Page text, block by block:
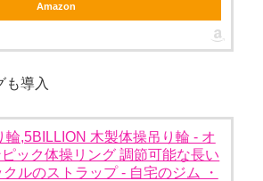
Amazon
も導入
輪,5BILLION 木製体操吊り輪 - オ
ピック体操リング 調節可能な長い
ルのストラップ - 自宅のジム ・